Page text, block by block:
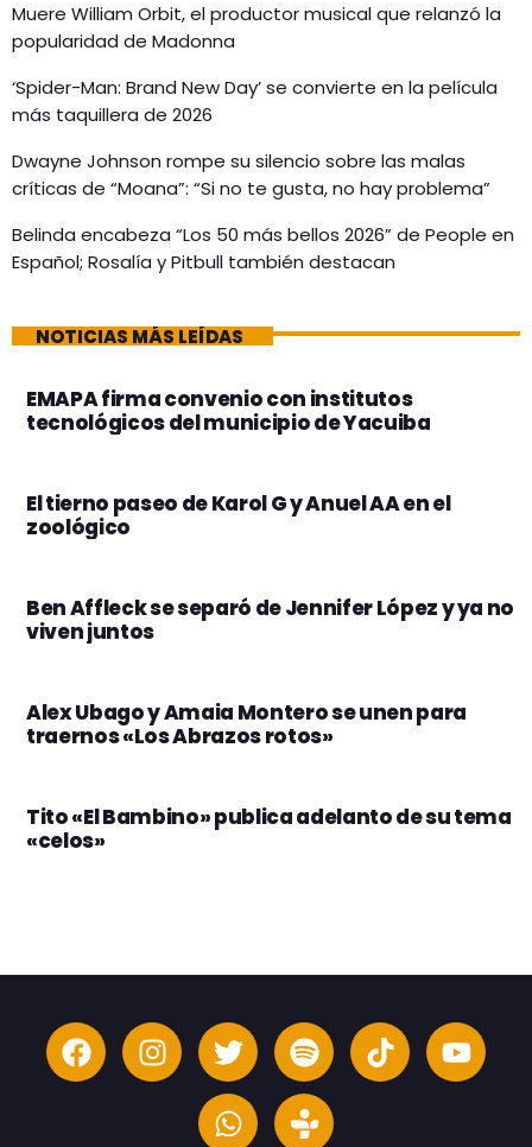
Muere William Orbit, el productor musical que relanzó la
popularidad de Madonna
‘Spider-Man: Brand New Day’ se convierte en la película
más taquillera de 2026
Dwayne Johnson rompe su silencio sobre las malas
críticas de “Moana”: “Si no te gusta, no hay problema”
Belinda encabeza “Los 50 más bellos 2026” de People en
Español; Rosalía y Pitbull también destacan
NOTICIAS MÁS LEÍDAS
EMAPA firma convenio con institutos
tecnológicos del municipio de Yacuiba
El tierno paseo de Karol G y Anuel AA en el
zoológico
Ben Affleck se separó de Jennifer López y ya no
viven juntos
Alex Ubago y Amaia Montero se unen para
traernos «Los Abrazos rotos»
Tito «El Bambino» publica adelanto de su tema
«celos»